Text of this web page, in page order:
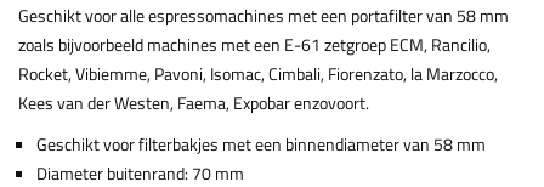
Geschikt voor alle espressomachines met een portafilter van 58 mm
zoals bijvoorbeeld machines met een E-61 zetgroep ECM, Rancilio,
Rocket, Vibiemme, Pavoni, Isomac, Cimbali, Fiorenzato, la Marzocco,
Kees van der Westen, Faema, Expobar enzovoort.
Geschikt voor filterbakjes met een binnendiameter van 58 mm
Diameter buitenrand: 70 mm